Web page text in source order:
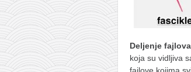
Deljenje
koja su vidljiva